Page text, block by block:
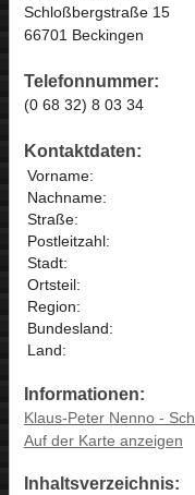
Schloßbergstraße 15
66701 Beckingen
Telefonnummer:
(0 68 32) 8 03 34
Kontaktdaten:
Vorname:
Nachname:
Straße:
Postleitzahl:
Stadt:
Ortsteil:
Region:
Bundesland:
Land:
Informationen:
Klaus-Peter Nenno -
Auf der Karte anzeigen
Inhaltsverzeichnis: